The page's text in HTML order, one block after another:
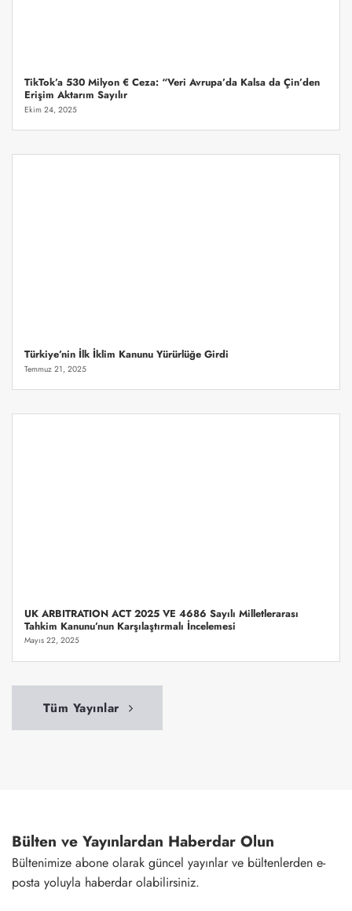
TikTok’a 530 Milyon € Ceza: “Veri Avrupa’da Kalsa da Çin’den
Erişim Aktarım Sayılır
Ekim 24, 2025
Türkiye’nin İlk İklim Kanunu Yürürlüğe Girdi
Temmuz 21, 2025
UK ARBITRATION ACT 2025 VE 4686 Sayılı Milletlerarası
Tahkim Kanunu’nun Karşılaştırmalı İncelemesi
Mayıs 22, 2025
Tüm Yayınlar
Bülten ve Yayınlardan Haberdar Olun
Bültenimize abone olarak güncel yayınlar ve bültenlerden e-
posta yoluyla haberdar olabilirsiniz.